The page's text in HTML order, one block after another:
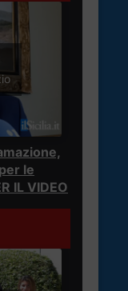
le
IL VIDEO